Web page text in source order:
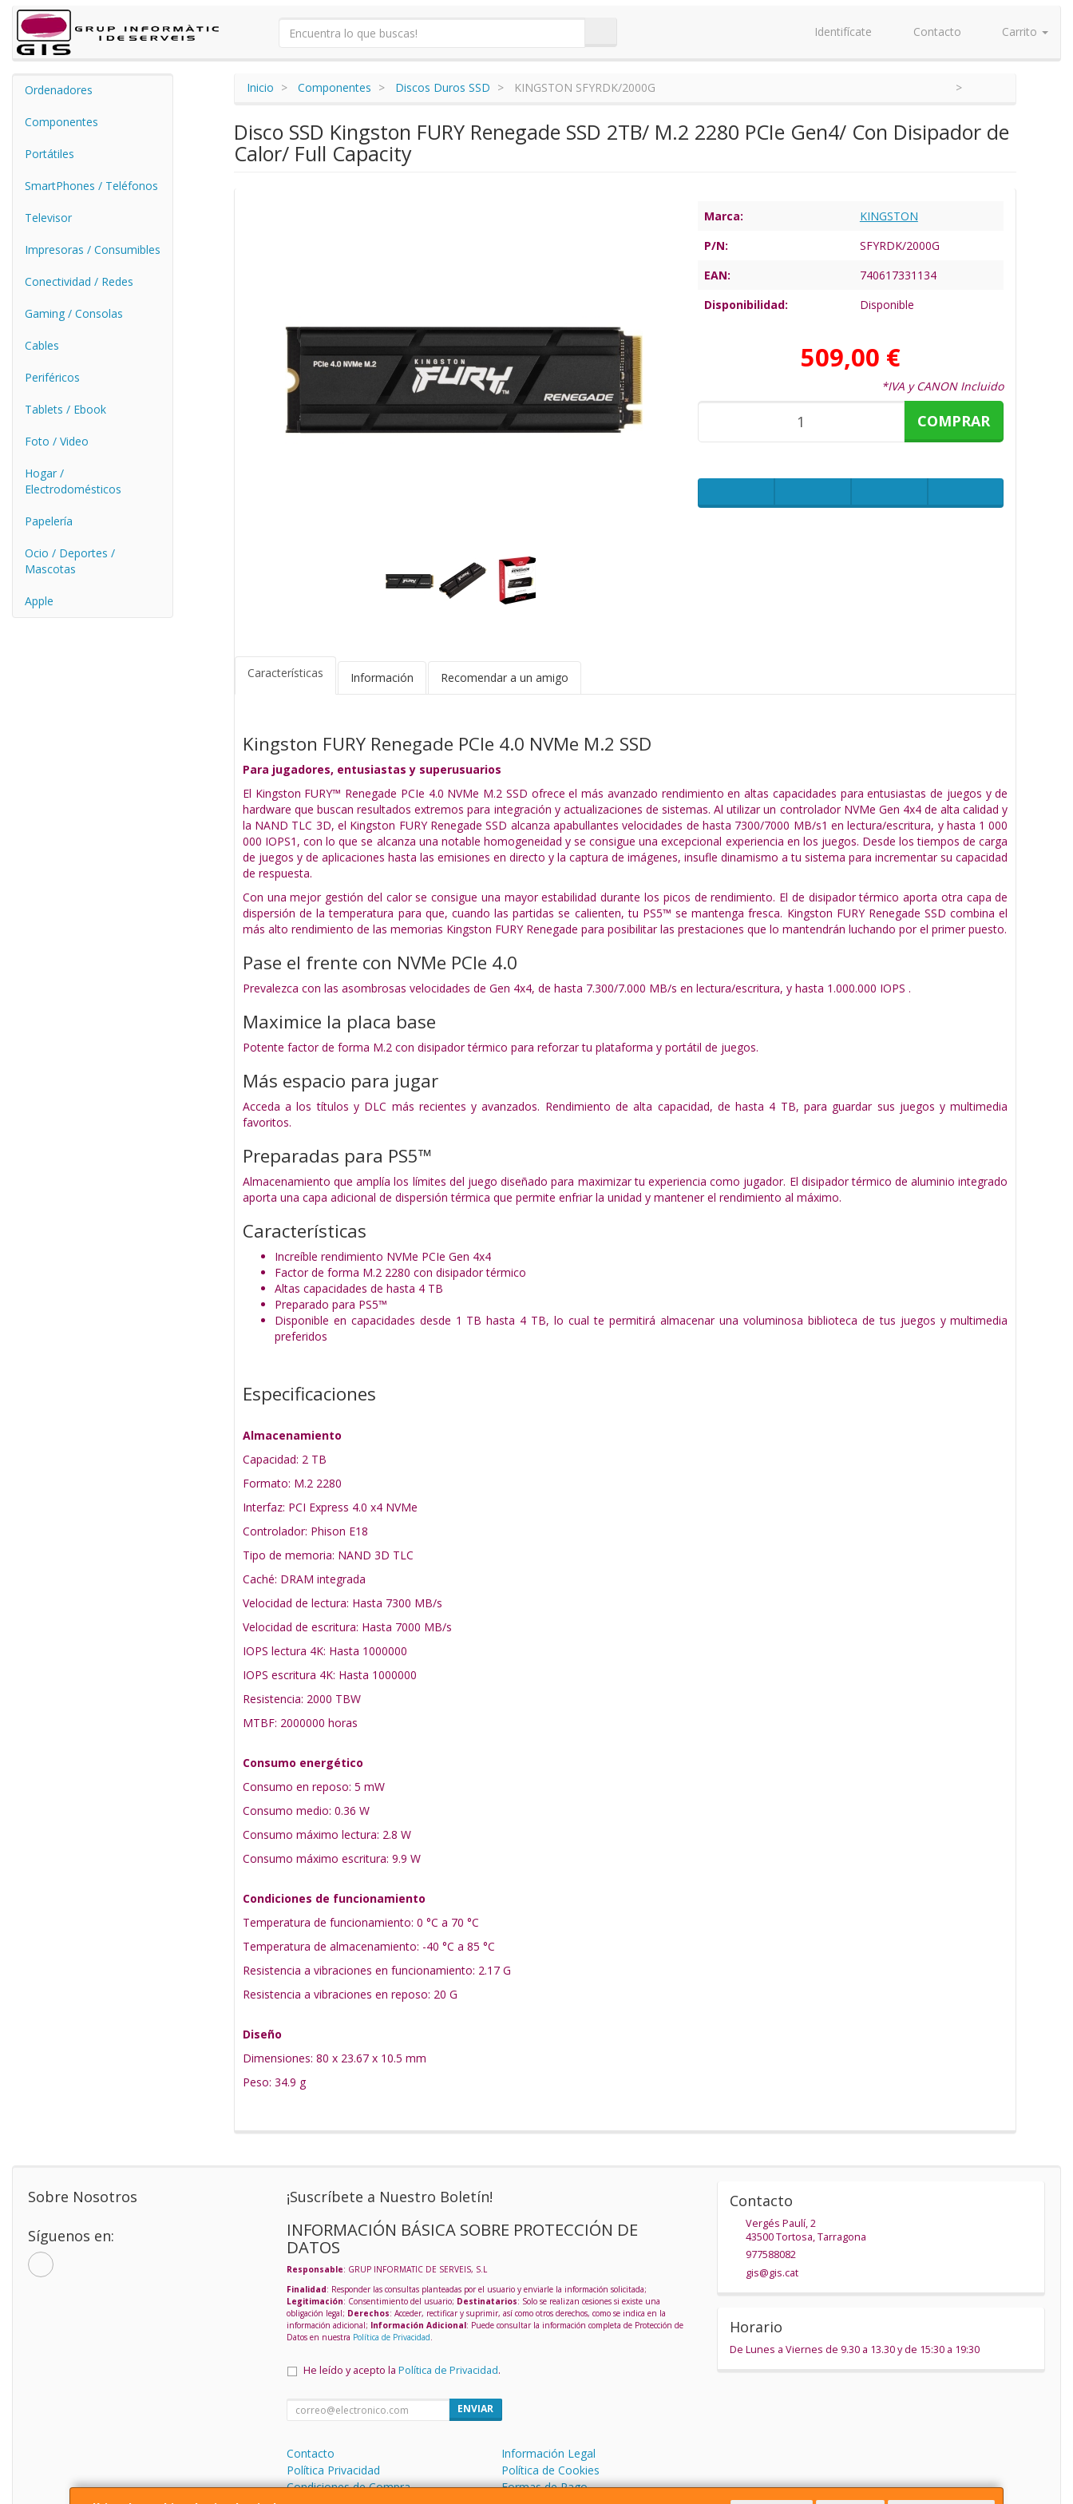
Identifícate Contacto Carrito
Ordenadores
Componentes
Portátiles
SmartPhones / Teléfonos
Televisor
Impresoras / Consumibles
Conectividad / Redes
Gaming / Consolas
Cables
Periféricos
Tablets / Ebook
Foto / Video
Hogar /
Electrodomésticos
Papelería
Ocio / Deportes /
Mascotas
Apple
Inicio Componentes Discos Duros SSD KINGSTON SFYRDK/2000G
Disco SSD Kingston FURY Renegade SSD 2TB/ M.2 2280 PCIe Gen4/ Con Disipador de
Calor/ Full Capacity
Marca:
KINGSTON
P/N:
SFYRDK/2000G
EAN:
740617331134
Disponibilidad:
Disponible
509,00 €
*IVA y CANON Incluido
COMPRAR
Características Información Recomendar a un amigo
Kingston FURY Renegade PCIe 4.0 NVMe M.2 SSD
Para jugadores, entusiastas y superusuarios
El Kingston FURY™ Renegade PCIe 4.0 NVMe M.2 SSD ofrece el más avanzado rendimiento en altas capacidades para entusiastas de juegos y de
hardware que buscan resultados extremos para integración y actualizaciones de sistemas. Al utilizar un controlador NVMe Gen 4x4 de alta calidad y
la NAND TLC 3D, el Kingston FURY Renegade SSD alcanza apabullantes velocidades de hasta 7300/7000 MB/s1 en lectura/escritura, y hasta 1 000
000 IOPS1, con lo que se alcanza una notable homogeneidad y se consigue una excepcional experiencia en los juegos. Desde los tiempos de carga
de juegos y de aplicaciones hasta las emisiones en directo y la captura de imágenes, insufle dinamismo a tu sistema para incrementar su capacidad
de respuesta.
Con una mejor gestión del calor se consigue una mayor estabilidad durante los picos de rendimiento. El de disipador térmico aporta otra capa de
dispersión de la temperatura para que, cuando las partidas se calienten, tu PS5™ se mantenga fresca. Kingston FURY Renegade SSD combina el
más alto rendimiento de las memorias Kingston FURY Renegade para posibilitar las prestaciones que lo mantendrán luchando por el primer puesto.
Pase el frente con NVMe PCIe 4.0
Prevalezca con las asombrosas velocidades de Gen 4x4, de hasta 7.300/7.000 MB/s en lectura/escritura, y hasta 1.000.000 IOPS .
Maximice la placa base
Potente factor de forma M.2 con disipador térmico para reforzar tu plataforma y portátil de juegos.
Más espacio para jugar
Acceda a los títulos y DLC más recientes y avanzados. Rendimiento de alta capacidad, de hasta 4 TB, para guardar sus juegos y multimedia
favoritos.
Preparadas para PS5™
Almacenamiento que amplía los límites del juego diseñado para maximizar tu experiencia como jugador. El disipador térmico de aluminio integrado
aporta una capa adicional de dispersión térmica que permite enfriar la unidad y mantener el rendimiento al máximo.
Características
Increíble rendimiento NVMe PCIe Gen 4x4
Factor de forma M.2 2280 con disipador térmico
Altas capacidades de hasta 4 TB
Preparado para PS5™
Disponible en capacidades desde 1 TB hasta 4 TB, lo cual te permitirá almacenar una voluminosa biblioteca de tus juegos y multimedia
preferidos
Especificaciones
Almacenamiento
Capacidad: 2 TB
Formato: M.2 2280
Interfaz: PCI Express 4.0 x4 NVMe
Controlador: Phison E18
Tipo de memoria: NAND 3D TLC
Caché: DRAM integrada
Velocidad de lectura: Hasta 7300 MB/s
Velocidad de escritura: Hasta 7000 MB/s
IOPS lectura 4K: Hasta 1000000
IOPS escritura 4K: Hasta 1000000
Resistencia: 2000 TBW
MTBF: 2000000 horas
Consumo energético
Consumo en reposo: 5 mW
Consumo medio: 0.36 W
Consumo máximo lectura: 2.8 W
Consumo máximo escritura: 9.9 W
Condiciones de funcionamiento
Temperatura de funcionamiento: 0 °C a 70 °C
Temperatura de almacenamiento: -40 °C a 85 °C
Resistencia a vibraciones en funcionamiento: 2.17 G
Resistencia a vibraciones en reposo: 20 G
Diseño
Dimensiones: 80 x 23.67 x 10.5 mm
Peso: 34.9 g
Sobre Nosotros
Síguenos en:
¡Suscríbete a Nuestro Boletín!
INFORMACIÓN BÁSICA SOBRE PROTECCIÓN DE
DATOS
Responsable: GRUP INFORMATIC DE SERVEIS, S.L
Finalidad: Responder las consultas planteadas por el usuario y enviarle la información solicitada;
Legitimación: Consentimiento del usuario; Destinatarios: Solo se realizan cesiones si existe una
obligación legal; Derechos: Acceder, rectificar y suprimir, así como otros derechos, como se indica en la
información adicional; Información Adicional: Puede consultar la información completa de Protección de
Datos en nuestra Política de Privacidad.
He leído y acepto la Política de Privacidad.
ENVIAR
Contacto
Información Legal
Política Privacidad
Política de Cookies
Condiciones de Compra
Formas de Pago
Contacto
Vergés Paulí, 2
43500Tortosa,Tarragona
977588082
gis@gis.cat
Horario
De Lunes a Viernes de 9.30 a 13.30 y de 15:30 a 19:30